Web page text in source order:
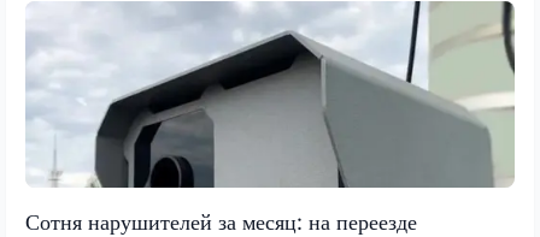
Сотня нарушителей за месяц: на переезде